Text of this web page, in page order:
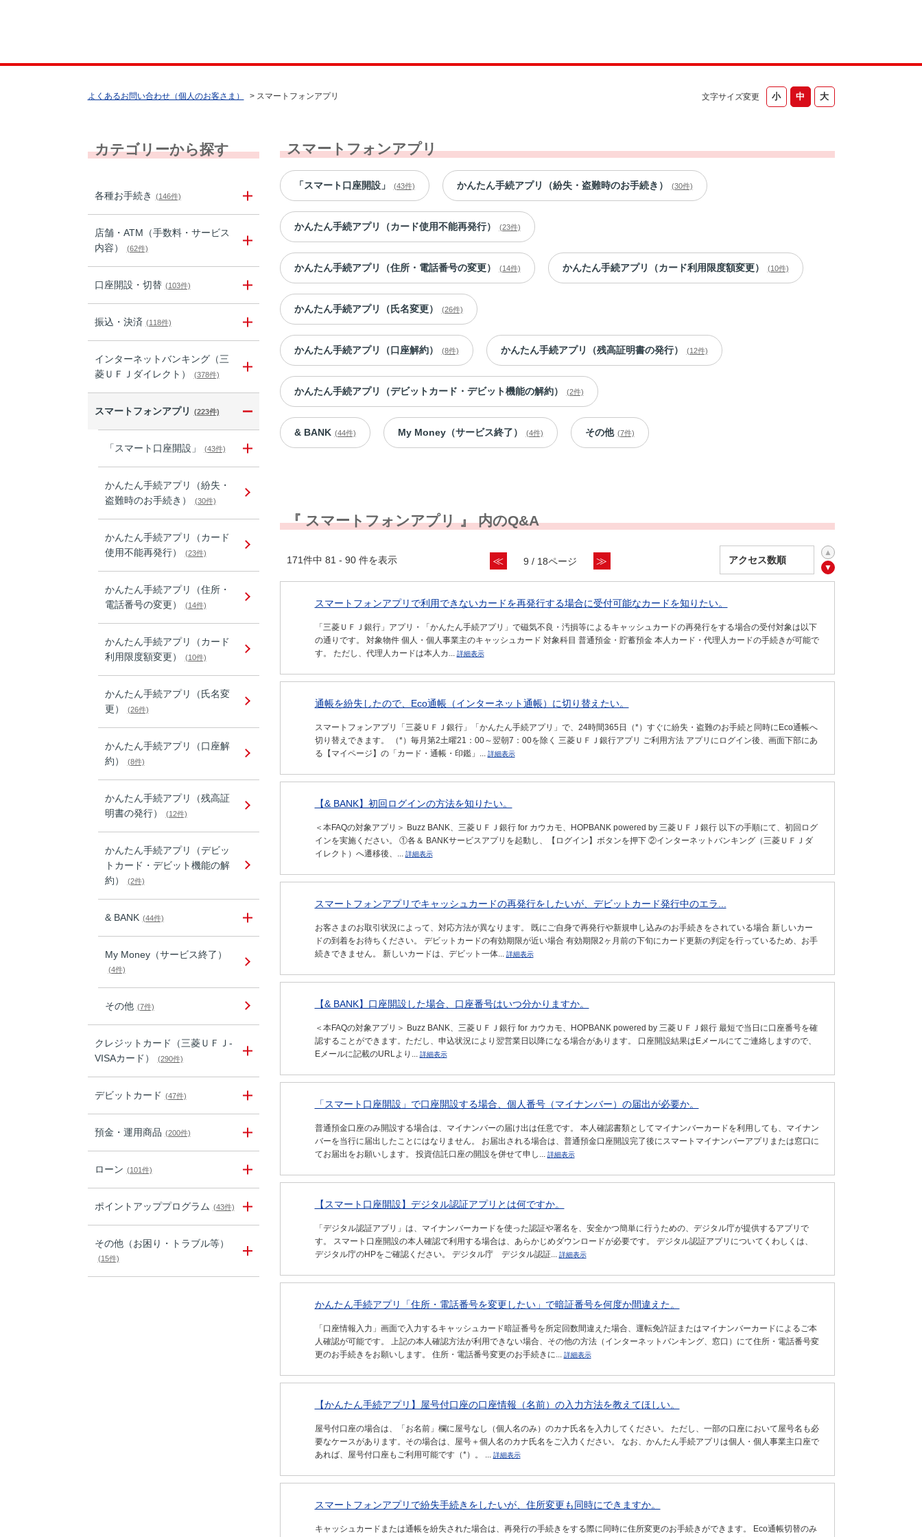
文字サイズ変更
よくあるお問い合わせ（個人のお客さま） > スマートフォンアプリ
カテゴリーから探す
各種お手続き (146件)
店舗・ATM（手数料・サービス
内容）
(62件)
口座開設・切替 (103件)
振込・決済 (118件)
インターネットバンキング（三
菱ＵＦＪダイレクト）
(378件)
スマートフォンアプリ (223件)
「スマート口座開設」 (43件)
かんたん手続アプリ（紛失・
盗難時のお手続き）
(30件)
かんたん手続アプリ（カード
使用不能再発行）
(23件)
かんたん手続アプリ（住所・
電話番号の変更）
(14件)
かんたん手続アプリ（カード
利用限度額変更）
(10件)
かんたん手続アプリ（氏名変
更）
(26件)
かんたん手続アプリ（口座解
約）
(8件)
かんたん手続アプリ（残高証
明書の発行）
(12件)
かんたん手続アプリ（デビッ
トカード・デビット機能の解
約）
(2件)
& BANK (44件)
My Money（サービス終了）
(4件)
その他 (7件)
クレジットカード（三菱ＵＦＪ-
VISAカード）
(290件)
デビットカード (47件)
預金・運用商品 (200件)
ローン (101件)
ポイントアッププログラム (43件)
その他（お困り・トラブル等）
(15件)
スマートフォンアプリ
「スマート口座開設」 (43件) かんたん手続アプリ（紛失・盗難時のお手続き） (30件)
かんたん手続アプリ（カード使用不能再発行） (23件)
かんたん手続アプリ（住所・電話番号の変更） (14件) かんたん手続アプリ（カード利用限度額変更） (10件)
かんたん手続アプリ（氏名変更） (26件)
かんたん手続アプリ（口座解約） (8件) かんたん手続アプリ（残高証明書の発行） (12件)
かんたん手続アプリ（デビットカード・デビット機能の解約） (2件)
& BANK (44件) My Money（サービス終了） (4件) その他 (7件)
『 スマートフォンアプリ 』 内のQ&A
171件中 81 - 90 件を表示 ≪ 9 / 18ページ ≫
スマートフォンアプリで利用できないカードを再発行する場合に受付可能なカードを知りたい。
「三菱ＵＦＪ銀行」アプリ・「かんたん手続アプリ」で磁気不良・汚損等によるキャッシュカードの再発行をする場合の受付対象は以下
の通りです。 対象物件 個人・個人事業主のキャッシュカード 対象科目 普通預金・貯蓄預金 本人カード・代理人カードの手続きが可能で
す。 ただし、代理人カードは本人カ... 詳細表示
通帳を紛失したので、Eco通帳（インターネット通帳）に切り替えたい。
スマートフォンアプリ「三菱ＵＦＪ銀行」「かんたん手続アプリ」で、24時間365日（*）すぐに紛失・盗難のお手続と同時にEco通帳へ
切り替えできます。 （*）毎月第2土曜21：00～翌朝7：00を除く 三菱ＵＦＪ銀行アプリ ご利用方法 アプリにログイン後、画面下部にあ
る【マイページ】の「カード・通帳・印鑑」... 詳細表示
【& BANK】初回ログインの方法を知りたい。
＜本FAQの対象アプリ＞ Buzz BANK、三菱ＵＦＪ銀行 for カウカモ、HOPBANK powered by 三菱ＵＦＪ銀行 以下の手順にて、初回ログ
インを実施ください。 ①各＆ BANKサービスアプリを起動し、【ログイン】ボタンを押下 ②インターネットバンキング（三菱ＵＦＪダ
イレクト）へ遷移後、... 詳細表示
スマートフォンアプリでキャッシュカードの再発行をしたいが、デビットカード発行中のエラ...
お客さまのお取引状況によって、対応方法が異なります。 既にご自身で再発行や新規申し込みのお手続きをされている場合 新しいカー
ドの到着をお待ちください。 デビットカードの有効期限が近い場合 有効期限2ヶ月前の下旬にカード更新の判定を行っているため、お手
続きできません。 新しいカードは、デビット一体... 詳細表示
【& BANK】口座開設した場合、口座番号はいつ分かりますか。
＜本FAQの対象アプリ＞ Buzz BANK、三菱ＵＦＪ銀行 for カウカモ、HOPBANK powered by 三菱ＵＦＪ銀行 最短で当日に口座番号を確
認することができます。ただし、申込状況により翌営業日以降になる場合があります。 口座開設結果はEメールにてご連絡しますので、
Eメールに記載のURLより... 詳細表示
「スマート口座開設」で口座開設する場合、個人番号（マイナンバー）の届出が必要か。
普通預金口座のみ開設する場合は、マイナンバーの届け出は任意です。 本人確認書類としてマイナンバーカードを利用しても、マイナン
バーを当行に届出したことにはなりません。 お届出される場合は、普通預金口座開設完了後にスマートマイナンバーアプリまたは窓口に
てお届出をお願いします。 投資信託口座の開設を併せて申し... 詳細表示
【スマート口座開設】デジタル認証アプリとは何ですか。
「デジタル認証アプリ」は、マイナンバーカードを使った認証や署名を、安全かつ簡単に行うための、デジタル庁が提供するアプリで
す。 スマート口座開設の本人確認で利用する場合は、あらかじめダウンロードが必要です。 デジタル認証アプリについてくわしくは、
デジタル庁のHPをご確認ください。 デジタル庁 デジタル認証... 詳細表示
かんたん手続アプリ「住所・電話番号を変更したい」で暗証番号を何度か間違えた。
「口座情報入力」画面で入力するキャッシュカード暗証番号を所定回数間違えた場合、運転免許証またはマイナンバーカードによるご本
人確認が可能です。 上記の本人確認方法が利用できない場合、その他の方法（インターネットバンキング、窓口）にて住所・電話番号変
更のお手続きをお願いします。 住所・電話番号変更のお手続きに... 詳細表示
【かんたん手続アプリ】屋号付口座の口座情報（名前）の入力方法を教えてほしい。
屋号付口座の場合は、「お名前」欄に屋号なし（個人名のみ）のカナ氏名を入力してください。 ただし、一部の口座において屋号名も必
要なケースがあります。その場合は、屋号＋個人名のカナ氏名をご入力ください。 なお、かんたん手続アプリは個人・個人事業主口座で
あれば、屋号付口座もご利用可能です（*）。 ... 詳細表示
スマートフォンアプリで紛失手続きをしたいが、住所変更も同時にできますか。
キャッシュカードまたは通帳を紛失された場合は、再発行の手続きをする際に同時に住所変更のお手続きができます。 Eco通帳切替のみ